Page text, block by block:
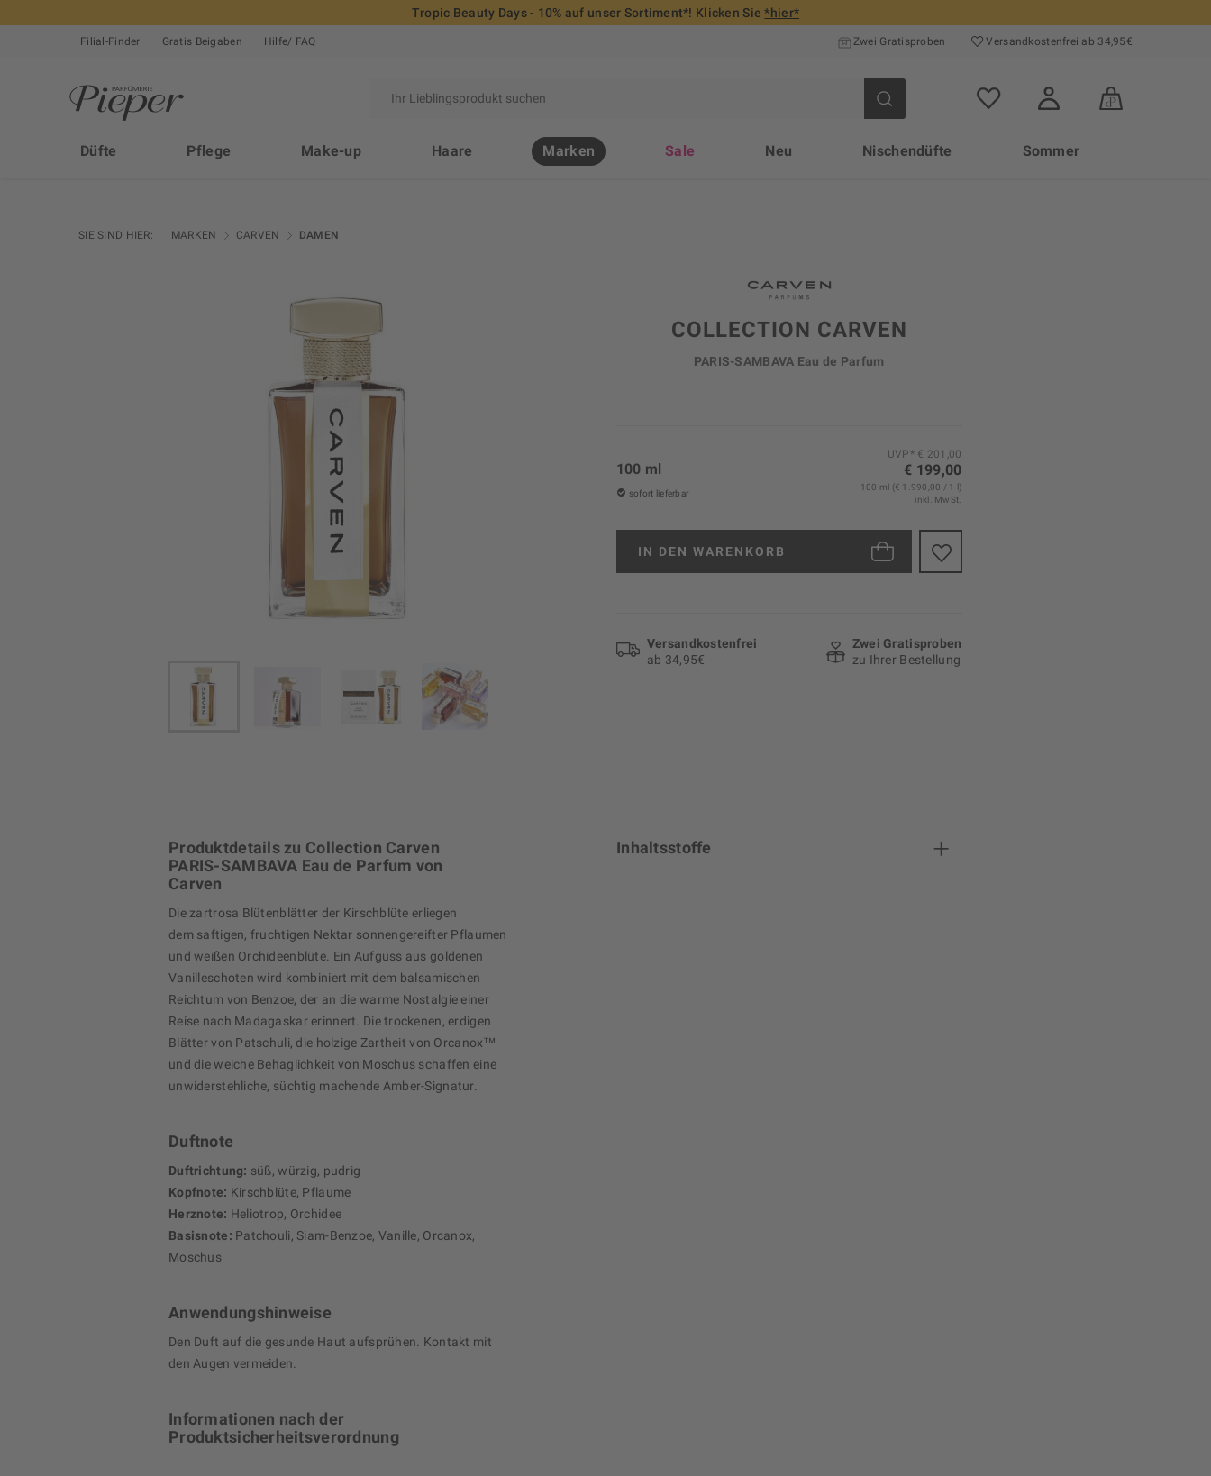
Tropic Beauty Days - 10% auf unser Sortiment*! Klicken Sie*hier*
Filial-Finder Gratis Beigaben Hilfe/ FAQ Zwei Gratisproben Versand­kosten­frei ab 34,95€
Düfte Pflege Make-up Haare Marken Sale Neu Nischendüfte Sommer
SIE SIND HIER: MARKEN CARVEN DAMEN
COLLECTION CARVEN
PARIS-SAMBAVA Eau de Parfum
UVP* € 201,00
€ 199,00
100 ml
sofort lieferbar
100 ml (€ 1.990,00 / 1 l)
inkl. MwSt.
IN DEN WARENKORB
Versand­kosten­frei
ab 34,95€
Zwei Gratisproben
zu Ihrer Bestellung
Produktdetails zu Collection Carven
PARIS-SAMBAVA Eau de Parfum von
Carven
Die zartrosa Blütenblätter der Kirschblüte erliegen
dem saftigen, fruchtigen Nektar sonnengereifter Pflaumen
und weißen Orchideenblüte. Ein Aufguss aus goldenen
Vanilleschoten wird kombiniert mit dem balsamischen
Reichtum von Benzoe, der an die warme Nostalgie einer
Reise nach Madagaskar erinnert. Die trockenen, erdigen
Blätter von Patschuli, die holzige Zartheit von Orcanox™
und die weiche Behaglichkeit von Moschus schaffen eine
unwiderstehliche, süchtig machende Amber-Signatur.
Duftnote
Duftrichtung: süß, würzig, pudrig
Kopfnote: Kirschblüte, Pflaume
Herznote: Heliotrop, Orchidee
Basisnote: Patchouli, Siam-Benzoe, Vanille, Orcanox,
Moschus
Anwendungshinweise
Den Duft auf die gesunde Haut aufsprühen. Kontakt mit
den Augen vermeiden.
Informationen nach der
Produktsicherheitsverordnung
Inhaltsstoffe